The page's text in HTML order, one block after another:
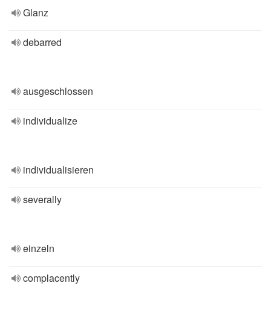
Glanz
debarred
ausgeschlossen
individualize
individualisieren
severally
einzeln
complacently